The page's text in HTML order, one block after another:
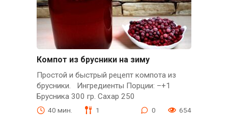
Компот из брусники на зиму
Простой и быстрый рецепт компота из
брусники. Ингредиенты Порции: –+1
Брусника 300 гр. Сахар 250
40 мин. 1 0 654